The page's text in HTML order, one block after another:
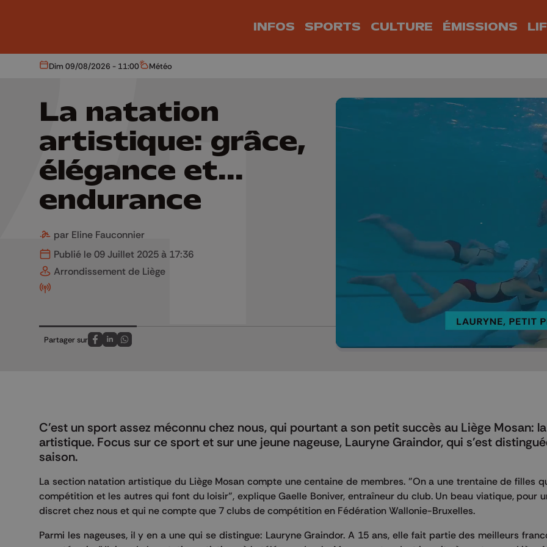
INFOS SPORTS CULTURE ÉMISSIONS
Aujourd'hui
Dim 09/08/2026 - 11:00 Météo
Météo
La natation
artistique: grâce,
élégance et...
endurance
par Eline Fauconnier
Publié le 09 Juillet 2025 à 17:36
Arrondissement de Liège
Partager sur
Partagez sur FaceBook
Partagez sur LinkedIn
Partagez sur Whatsapp Mettre en pause
C'est un sport assez méconnu chez nous, qui pourtant a son petit succès au Liège Mosan:
artistique. Focus sur ce sport et sur une jeune nageuse, Lauryne Graindor, qui s'est
saison.
La section natation artistique du Liège Mosan compte une centaine de membres. "On a une trentaine de filles
compétition et les autres qui font du loisir", explique Gaelle Boniver, entraîneur du club. Un beau viatique, pour
discret chez nous et qui ne compte que 7 clubs de compétition en Fédération Wallonie-Bruxelles.
Parmi les nageuses, il y en a une qui se distingue: Lauryne Graindor. A 15 ans, elle fait partie des meilleurs